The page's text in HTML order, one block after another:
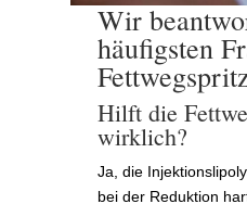
Wir
häufigsten
Hilft die
wirklich?
Ja, die
bei der Reduktion